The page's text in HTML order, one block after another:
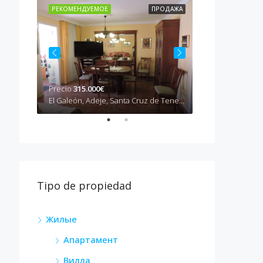
ПРОДАЖА
РЕКОМЕНДУЕМОЕ
Precio315.000€
El Galeón, Adeje, Santa Cruz de Tenerife, Canarias, 38670, España
Tipo de propiedad
Жилые
Апартамент
Вилла